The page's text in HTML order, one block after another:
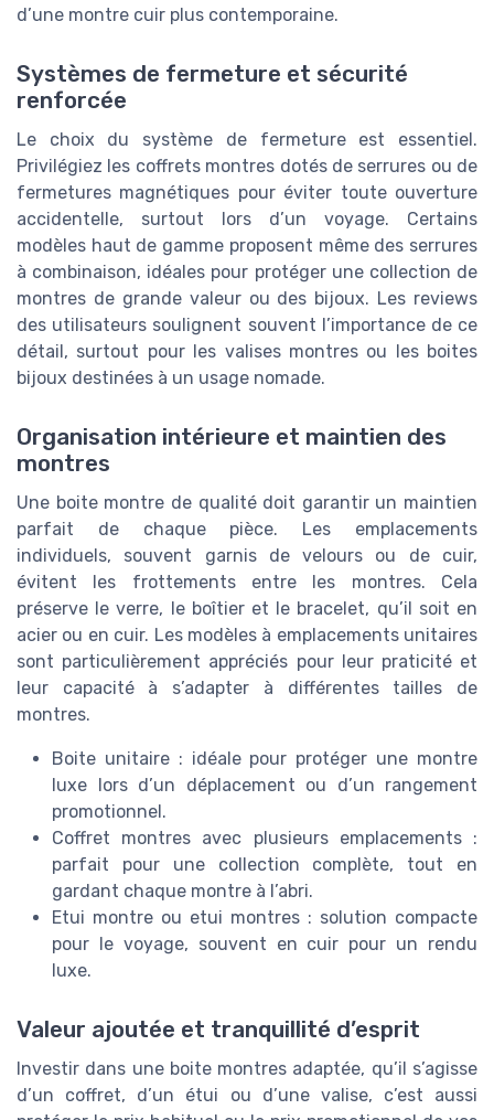
d’une montre cuir plus contemporaine.
Systèmes de fermeture et sécurité
renforcée
Le choix du système de fermeture est essentiel.
Privilégiez les coffrets montres dotés de serrures ou de
fermetures magnétiques pour éviter toute ouverture
accidentelle, surtout lors d’un voyage. Certains
modèles haut de gamme proposent même des serrures
à combinaison, idéales pour protéger une collection de
montres de grande valeur ou des bijoux. Les reviews
des utilisateurs soulignent souvent l’importance de ce
détail, surtout pour les valises montres ou les boites
bijoux destinées à un usage nomade.
Organisation intérieure et maintien des
montres
Une boite montre de qualité doit garantir un maintien
parfait de chaque pièce. Les emplacements
individuels, souvent garnis de velours ou de cuir,
évitent les frottements entre les montres. Cela
préserve le verre, le boîtier et le bracelet, qu’il soit en
acier ou en cuir. Les modèles à emplacements unitaires
sont particulièrement appréciés pour leur praticité et
leur capacité à s’adapter à différentes tailles de
montres.
Boite unitaire : idéale pour protéger une montre
luxe lors d’un déplacement ou d’un rangement
promotionnel.
Coffret montres avec plusieurs emplacements :
parfait pour une collection complète, tout en
gardant chaque montre à l’abri.
Etui montre ou etui montres : solution compacte
pour le voyage, souvent en cuir pour un rendu
luxe.
Valeur ajoutée et tranquillité d’esprit
Investir dans une boite montres adaptée, qu’il s’agisse
d’un coffret, d’un étui ou d’une valise, c’est aussi